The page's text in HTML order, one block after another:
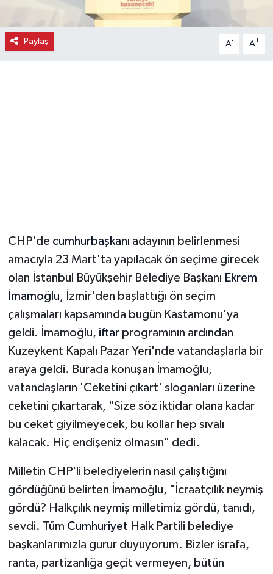
Paylaş A- A+
CHP'de cumhurbaşkanı adayının belirlenmesi
amacıyla 23 Mart'ta yapılacak ön seçime girecek
olan İstanbul Büyükşehir Belediye Başkanı Ekrem
İmamoğlu, İzmir'den başlattığı ön seçim
çalışmaları kapsamında bugün Kastamonu'ya
geldi. İmamoğlu, iftarprogramının ardından
Kuzeykent Kapalı Pazar Yeri'nde vatandaşlarla bir
araya geldi. Burada konuşan İmamoğlu,
vatandaşların 'Ceketini çıkart' sloganları üzerine
ceketini çıkartarak, "Size söz iktidar olana kadar
bu ceket giyilmeyecek, bu kollar hep sıvalı
kalacak. Hiç endişeniz olmasın" dedi.
Milletin CHP'li belediyelerin nasıl çalıştığını
gördüğünü belirten İmamoğlu, "İcraatçılık neymiş
gördü? Halkçılık neymiş milletimiz gördü, tanıdı,
sevdi. Tüm Cumhuriyet Halk Partili belediye
başkanlarımızla gurur duyuyorum. Bizler israfa,
ranta, partizanlığa geçit vermeyen, bütün
İlçe Haberleri
Keşfet
Sokak Hayvanlarını Sahiplendirme
Sonsöz Özel
Spor
Vasıta
Yaşam